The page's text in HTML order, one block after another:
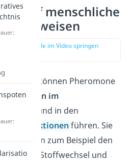
auf menschliche
zur Stelle im Video springen
können Pheromone
im
und in den
Funktionen führen. Sie
dann zum Beispiel den
oder Stoffwechsel und